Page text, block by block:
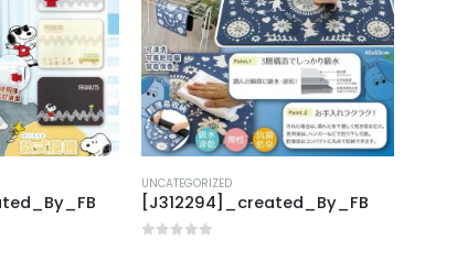
UNCATEGORIZED
[J312294]_created_By_FB